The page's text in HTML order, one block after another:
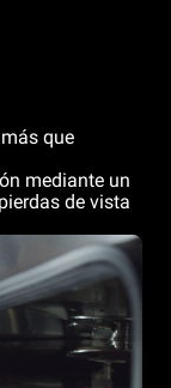
que
mediante un
de vista